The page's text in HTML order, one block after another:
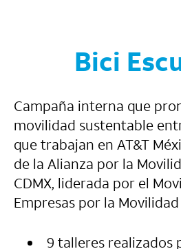
Bici
Campaña interna que
movilidad sustentable
que trabajan en AT&T
de la Alianza por la
CDMX, liderada por el
Empresas por la Movilidad
9 talleres realizados